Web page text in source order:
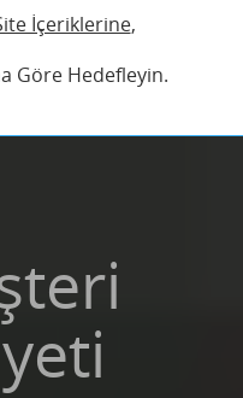
İçeriklerine,
Göre Hedefleyin.